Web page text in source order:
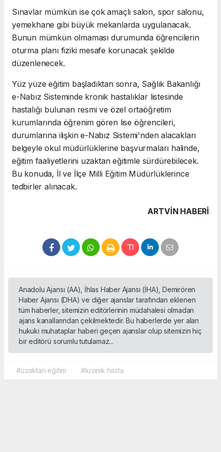
Sınavlar mümkün ise çok amaçlı salon, spor salonu,
yemekhane gibi büyük mekanlarda uygulanacak.
Bunun mümkün olmaması durumunda öğrencilerin
oturma planı fiziki mesafe korunacak şekilde
düzenlenecek.
Yüz yüze eğitim başladıktan sonra, Sağlık Bakanlığı
e-Nabız Sisteminde kronik hastalıklar listesinde
hastalığı bulunan resmi ve özel ortaöğretim
kurumlarında öğrenim gören lise öğrencileri,
durumlarına ilişkin e-Nabız Sistemi'nden alacakları
belgeyle okul müdürlüklerine başvurmaları halinde,
eğitim faaliyetlerini uzaktan eğitimle sürdürebilecek.
Bu konuda, İl ve İlçe Milli Eğitim Müdürlüklerince
tedbirler alınacak.
ARTVIN HABERİ
Anadolu Ajansı (AA), İhlas Haber Ajansı (İHA), Demirören
Haber Ajansı (DHA) ve diğer ajanslar tarafından eklenen
tüm haberler, sitemizin editörlerinin müdahalesi olmadan
ajans kanallarından çekilmektedir. Bu haberlerde yer alan
hukuki muhataplar haberi geçen ajanslar olup sitemizin hiç
bir editörü sorumlu tutulamaz...
#uzaktan eğitim #kronik hasta